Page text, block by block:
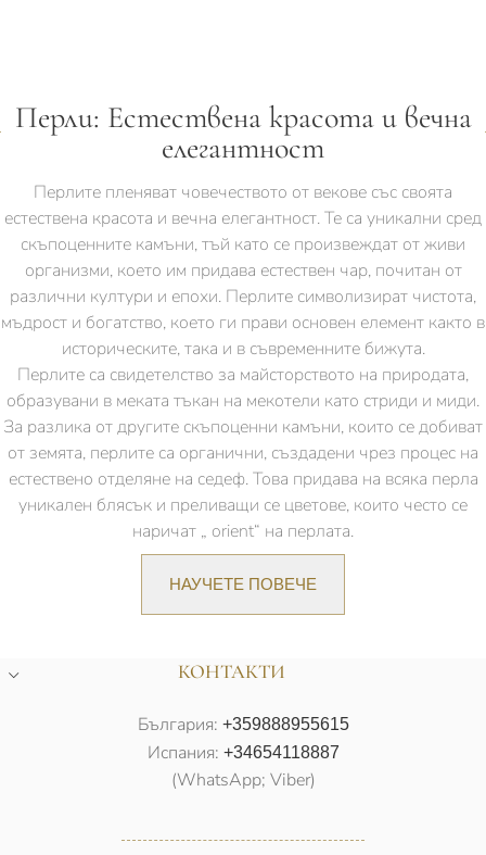
Перли: Естествена красота и вечна
елегантност
Перлите пленяват човечеството от векове със своята
естествена красота и вечна елегантност. Те са уникални сред
скъпоценните камъни, тъй като се произвеждат от живи
организми, което им придава естествен чар, почитан от
различни култури и епохи. Перлите символизират чистота,
мъдрост и богатство, което ги прави основен елемент както в
историческите, така и в съвременните бижута.
Перлите са свидетелство за майсторството на природата,
образувани в меката тъкан на мекотели като стриди и миди.
За разлика от другите скъпоценни камъни, които се добиват
от земята, перлите са органични, създадени чрез процес на
естествено отделяне на седеф. Това придава на всяка перла
уникален блясък и преливащи се цветове, които често се
наричат „ orient“ на перлата.
НАУЧЕТЕ ПОВЕЧЕ
КОНТАКТИ
България: +359888955615
Испания: +34654118887
(WhatsApp; Viber)